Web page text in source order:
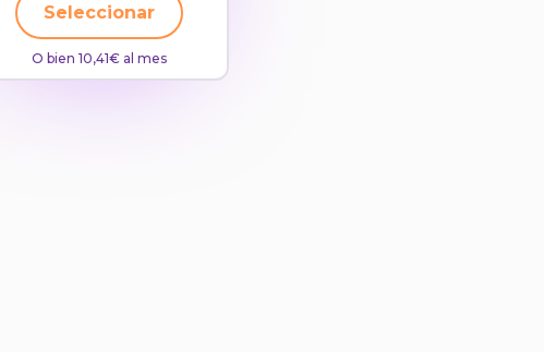
Seleccionar
O bien 10,41€ al mes